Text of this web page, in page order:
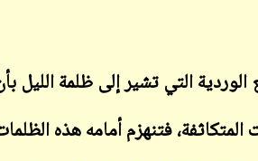
التي تشير إلى ظلمة الليل
فتنهزم أمامه هذه
20 يناير 2024